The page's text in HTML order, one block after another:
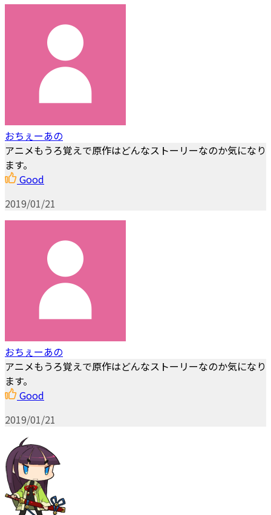
おちぇーあの
アニメもうろ覚えで原作はどんなストーリーなのか気になり
ます。
Good
2019/01/21
おちぇーあの
アニメもうろ覚えで原作はどんなストーリーなのか気になり
ます。
Good
2019/01/21